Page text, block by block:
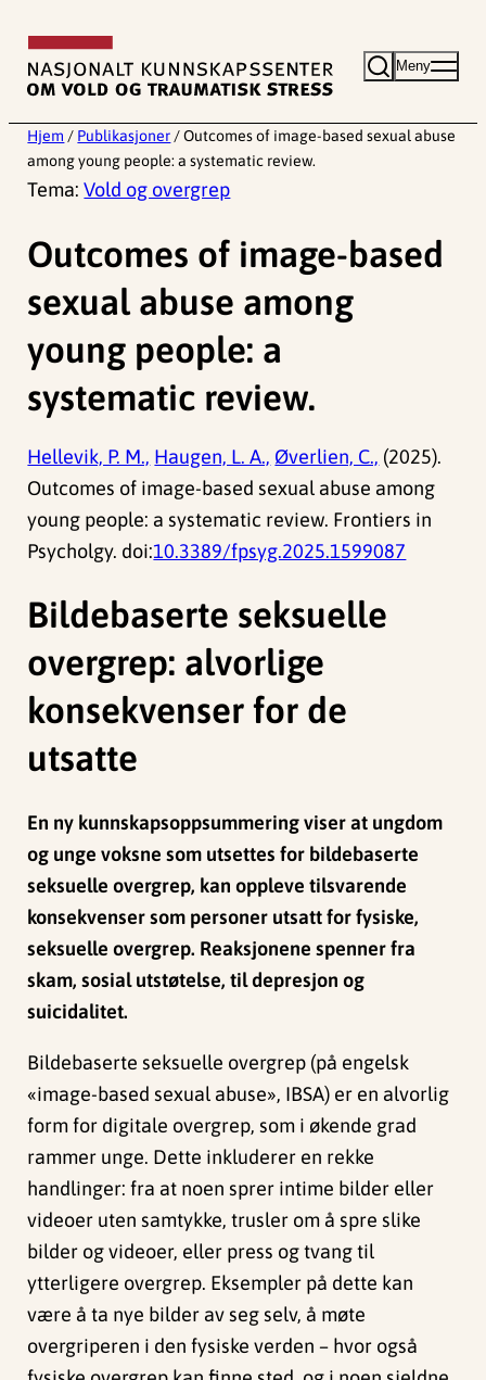
innhold
Meny
Hjem / Publikasjoner / Outcomes of image-based sexual abuse
among young people: a systematic review.
Tema:Vold og overgrep
Outcomes of image-based
sexual abuse among
young people: a
systematic review.
Hellevik, P. M., Haugen, L. A., Øverlien, C., (2025).
Outcomes of image-based sexual abuse among
young people: a systematic review. Frontiers in
Psycholgy. doi:10.3389/fpsyg.2025.1599087
Bildebaserte seksuelle
overgrep: alvorlige
konsekvenser for de
utsatte
En ny kunnskapsoppsummering viser at ungdom
og unge voksne som utsettes for bildebaserte
seksuelle overgrep, kan oppleve tilsvarende
konsekvenser som personer utsatt for fysiske,
seksuelle overgrep. Reaksjonene spenner fra
skam, sosial utstøtelse, til depresjon og
suicidalitet.
Bildebaserte seksuelle overgrep (på engelsk
«image-based sexual abuse», IBSA) er en alvorlig
form for digitale overgrep, som i økende grad
rammer unge. Dette inkluderer en rekke
handlinger: fra at noen sprer intime bilder eller
videoer uten samtykke, trusler om å spre slike
bilder og videoer, eller press og tvang til
ytterligere overgrep. Eksempler på dette kan
være å ta nye bilder av seg selv, å møte
overgriperen i den fysiske verden – hvor også